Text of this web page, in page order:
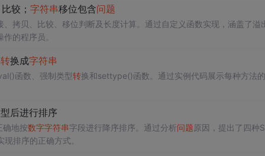
较； 字符串移位包含问题
、拷贝、比较、移位判断及长度计算。通过自定义函数实现，涵盖了溢
作的程序员。
转换成字符串
函数、强制类型转换和settype()函数。通过实例代码展示每种方法
后进行排序
确地按数字字符串字段进行降序排序。通过分析问题原因，提出了四种
排序的正确方式。